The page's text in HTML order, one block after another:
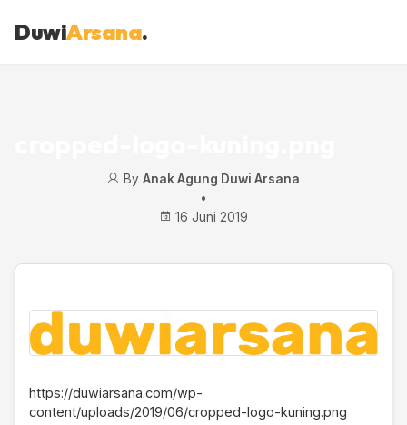
DuwiArsana.
By Anak Agung Duwi Arsana
•
16 Juni 2019
https://duwiarsana.com/wp-
content/uploads/2019/06/cropped-logo-kuning.png